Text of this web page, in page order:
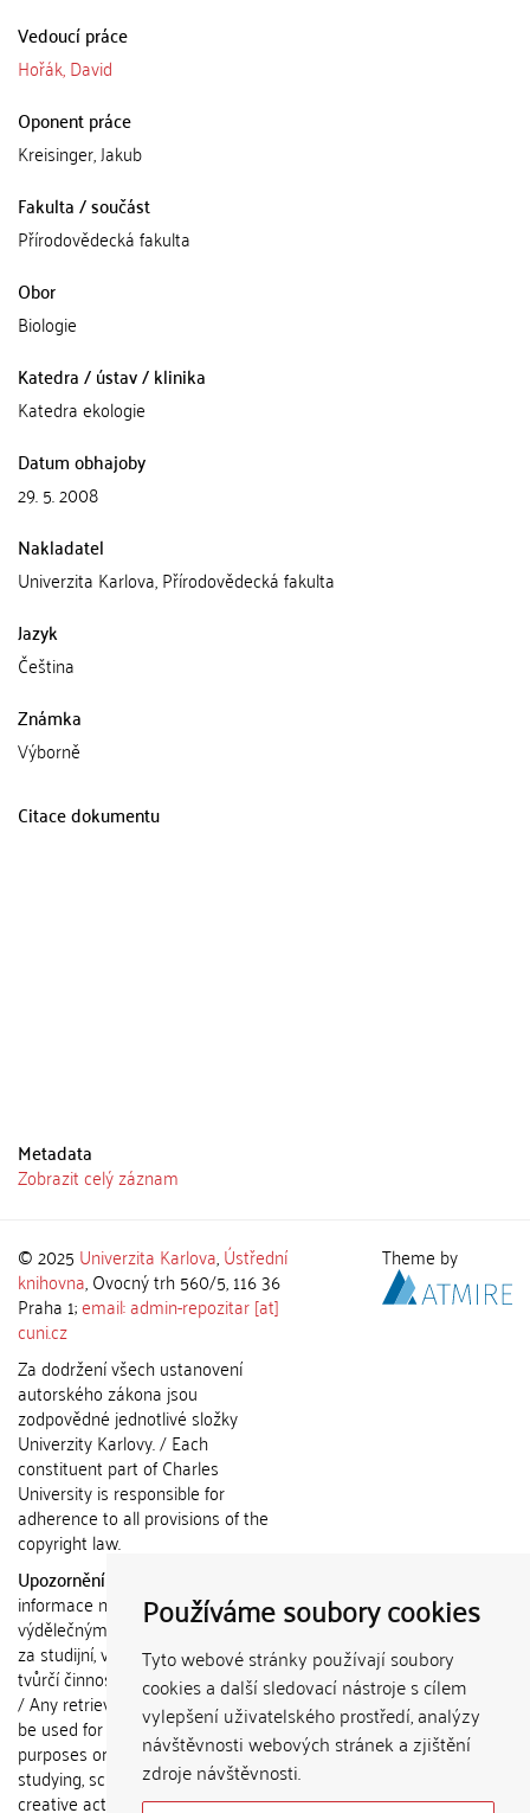
Používáme soubory cookies
Tyto webové stránky používají soubory
cookies a další sledovací nástroje s cílem
vylepšení uživatelského prostředí, analýzy
návštěvnosti webových stránek a zjištění
zdroje návštěvnosti.
Vedoucí práce
Hořák, David
Oponent práce
Kreisinger, Jakub
Fakulta / součást
Přírodovědecká fakulta
Obor
Biologie
Katedra / ústav / klinika
Katedra ekologie
Datum obhajoby
29. 5. 2008
Nakladatel
Univerzita Karlova, Přírodovědecká fakulta
Jazyk
Čeština
Známka
Výborně
Citace dokumentu
Metadata
Zobrazit celý záznam
© 2025 Univerzita Karlova,Ústřední
knihovna, Ovocný trh 560/5, 116 36
Praha 1;email: admin-repozitar [at]
cuni.cz
Za dodržení všech ustanovení
autorského zákona jsou
zodpovědné jednotlivé složky
Univerzity Karlovy. / Each
constituent part of Charles
University is responsible for
adherence to all provisions of the
copyright law.
Upozornění / Notice:
informace nemohou být použity k
výdělečným účelům nebo vydávány
za studijní, vědeckou nebo jinou
tvůrčí činnost jiné osoby než autora.
/ Any retrieved information shall not
be used for any commercial
purposes or claimed as results of
studying, scientific or any other
creative activities of any person
Theme by